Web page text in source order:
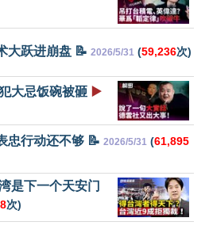
大跃进崩盘 📝 2026/5/31 (59,236次)
大忌饭碗被砸 ▶️
忠行动还不够 📝 2026/5/31 (61,895
是下一个天安门
次)